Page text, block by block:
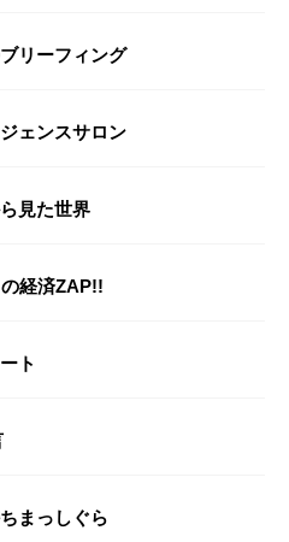
リーフィング
ェンスサロン
見た世界
経済ZAP!!
ト
まっしぐら